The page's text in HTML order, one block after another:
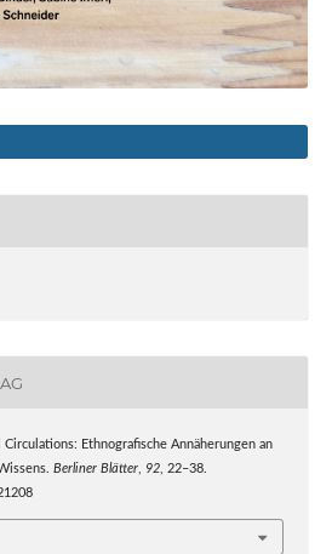
Circulations: Ethnografische Annäherungen an
Berliner Blätter, 92, 22–38.